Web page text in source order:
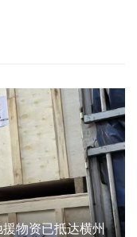
物资已抵达横州